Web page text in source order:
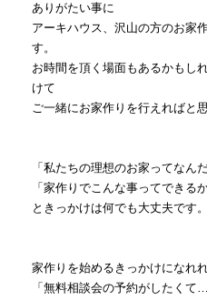
ありがたい事に
アーキハウス、沢山の方のお家
す。
お時間を頂く場面もあるかもし
けて
ご一緒にお家作りを行えればと思
「私たちの理想のお家ってなん
「家作りでこんな事ってできる
ときっかけは何でも大丈夫です。
家作りを始めるきっかけになれ
「無料相談会の予約がしたくて…